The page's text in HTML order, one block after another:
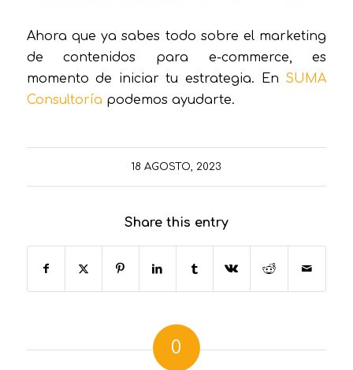
Ahora que ya sabes todo sobre el marketing
de contenidos para e-commerce, es
momento de iniciar tu estrategia. En SUMA
Consultoría podemos ayudarte.
18 AGOSTO, 2023
Share this entry
0